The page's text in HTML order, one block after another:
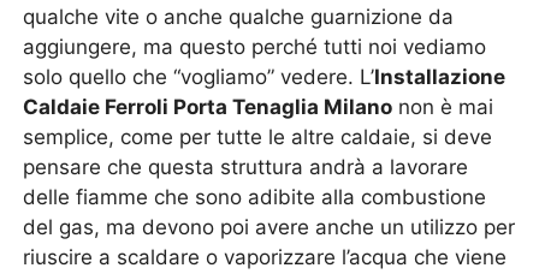
qualche vite o anche qualche guarnizione da
aggiungere, ma questo perché tutti noi vediamo
solo quello che “vogliamo” vedere. L’Installazione
Caldaie Ferroli Porta Tenaglia Milano non è mai
semplice, come per tutte le altre caldaie, si deve
pensare che questa struttura andrà a lavorare
delle fiamme che sono adibite alla combustione
del gas, ma devono poi avere anche un utilizzo per
riuscire a scaldare o vaporizzare l’acqua che viene